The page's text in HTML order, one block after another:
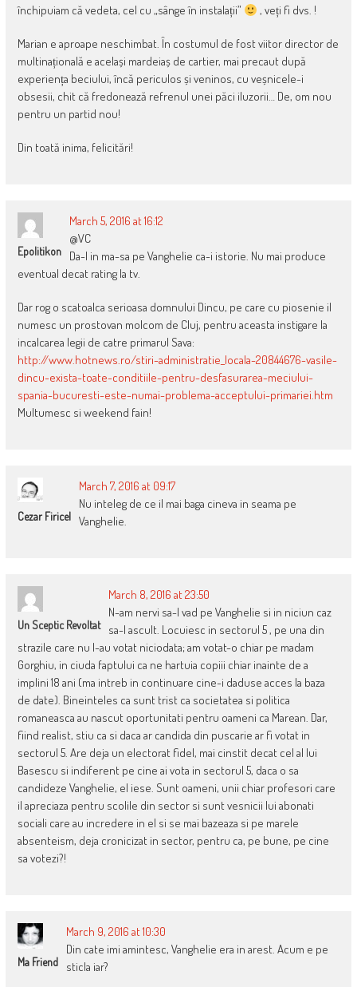
închipuiam că vedeta, cel cu „sânge în instalații”
, veți fi dvs. !
Marian e aproape neschimbat. În costumul de fost viitor director de
multinațională e același mardeiaș de cartier, mai precaut după
experiența beciului, încă periculos și veninos, cu veșnicele-i
obsesii, chit că fredonează refrenul unei păci iluzorii… De, om nou
pentru un partid nou!
Din toată inima, felicitări!
Epolitikon
March 5, 2016 at 16:12
@VC
Da-l in ma-sa pe Vanghelie ca-i istorie. Nu mai produce
eventual decat rating la tv.
Dar rog o scatoalca serioasa domnului Dincu, pe care cu piosenie il
numesc un prostovan molcom de Cluj, pentru aceasta instigare la
incalcarea legii de catre primarul Sava:
http://www.hotnews.ro/stiri-administratie_locala-20844676-vasile-
dincu-exista-toate-conditiile-pentru-desfasurarea-meciului-
spania-bucuresti-este-numai-problema-acceptului-primariei.htm
Multumesc si weekend fain!
Cezar Firicel
March 7, 2016 at 09:17
Nu inteleg de ce il mai baga cineva in seama pe
Vanghelie.
Un Sceptic Revoltat
March 8, 2016 at 23:50
N-am nervi sa-l vad pe Vanghelie si in niciun caz
sa-l ascult. Locuiesc in sectorul 5 , pe una din
strazile care nu l-au votat niciodata; am votat-o chiar pe madam
Gorghiu, in ciuda faptului ca ne hartuia copiii chiar inainte de a
implini 18 ani (ma intreb in continuare cine-i daduse acces la baza
de date). Bineinteles ca sunt trist ca societatea si politica
romaneasca au nascut oportunitati pentru oameni ca Marean. Dar,
fiind realist, stiu ca si daca ar candida din puscarie ar fi votat in
sectorul 5. Are deja un electorat fidel, mai cinstit decat cel al lui
Basescu si indiferent pe cine ai vota in sectorul 5, daca o sa
candideze Vanghelie, el iese. Sunt oameni, unii chiar profesori care
il apreciaza pentru scolile din sector si sunt vesnicii lui abonati
sociali care au incredere in el si se mai bazeaza si pe marele
absenteism, deja cronicizat in sector, pentru ca, pe bune, pe cine
sa votezi?!
Ma Friend
March 9, 2016 at 10:30
Din cate imi amintesc, Vanghelie era in arest. Acum e pe
sticla iar?